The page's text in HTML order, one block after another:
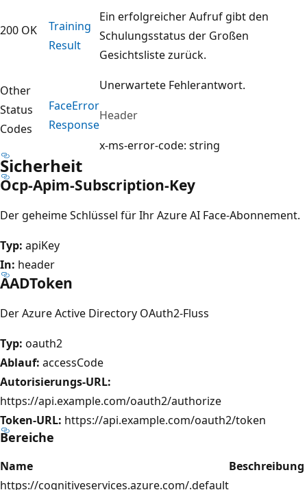
200 OK
Training
Result
Ein erfolgreicher Aufruf gibt den
Schulungsstatus der Großen
Gesichtsliste zurück.
Other
Status
Codes
FaceError
Response
Unerwartete Fehlerantwort.
Header
x-ms-error-code: string
Sicherheit
Ocp-Apim-Subscription-Key
Der geheime Schlüssel für Ihr Azure AI Face-Abonnement.
Typ: apiKey
In: header
AADToken
Der Azure Active Directory OAuth2-Fluss
Typ: oauth2
Ablauf: accessCode
Autorisierungs-URL:
https://api.example.com/oauth2/authorize
Token-URL: https://api.example.com/oauth2/token
Bereiche
Name
Beschreibung
https://cognitiveservices.azure.com/.default